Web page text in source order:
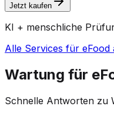
Jetzt kaufen
KI + menschliche
Alle Services für eFood
Wartung für
Schnelle Antworten zu